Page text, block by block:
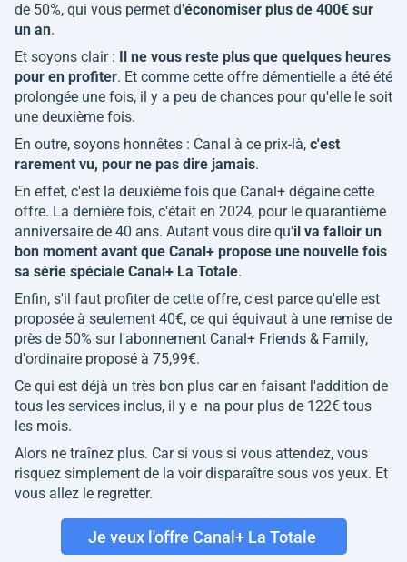
de 50%, qui vous permet d'économiser plus de 400€ sur
un an.
Et soyons clair : Il ne vous reste plus que quelques heures
pour en profiter. Et comme cette offre démentielle a été été
prolongée une fois, il y a peu de chances pour qu'elle le soit
une deuxième fois.
En outre, soyons honnêtes : Canal à ce prix-là, c'est
rarement vu, pour ne pas dire jamais.
En effet, c'est la deuxième fois que Canal+ dégaine cette
offre. La dernière fois, c'était en 2024, pour le quarantième
anniversaire de 40 ans. Autant vous dire qu'il va falloir un
bon moment avant que Canal+ propose une nouvelle fois
sa série spéciale Canal+ La Totale.
Enfin, s'il faut profiter de cette offre, c'est parce qu'elle est
proposée à seulement 40€, ce qui équivaut à une remise de
près de 50% sur l'abonnement Canal+ Friends & Family,
d'ordinaire proposé à 75,99€.
Ce qui est déjà un très bon plus car en faisant l'addition de
tous les services inclus, il y e na pour plus de 122€ tous
les mois.
Alors ne traînez plus. Car si vous si vous attendez, vous
risquez simplement de la voir disparaître sous vos yeux. Et
vous allez le regretter.
Je veux l'offre Canal+ La Totale